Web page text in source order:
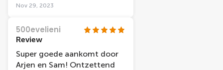
Nov 29, 2023
500evelieni
Review
Super goede aankomt door
Arjen en Sam! Ontzettend